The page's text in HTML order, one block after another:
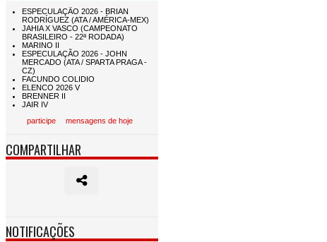
participe mensagens de hoje
COMPARTILHAR
NOTIFICAÇÕES